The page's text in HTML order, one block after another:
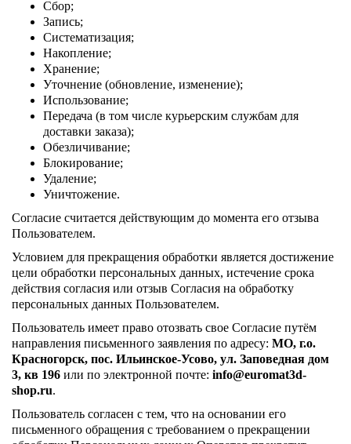
Сбор;
Запись;
Систематизация;
Накопление;
Хранение;
Уточнение (обновление, изменение);
Использование;
Передача (в том числе курьерским службам для
доставки заказа);
Обезличивание;
Блокирование;
Удаление;
Уничтожение.
Согласие считается действующим до момента его отзыва
Пользователем.
Условием для прекращения обработки является достижение
цели обработки персональных данных, истечение срока
действия согласия или отзыв Согласия на обработку
персональных данных Пользователем.
Пользователь имеет право отозвать свое Согласие путём
направления письменного заявления по адресу: МО, г.о.
Красногорск, пос. Ильинское-Усово, ул. Заповедная дом
3, кв 196 или по электронной почте: info@euromat3d-
shop.ru.
Пользователь согласен с тем, что на основании его
письменного обращения с требованием о прекращении